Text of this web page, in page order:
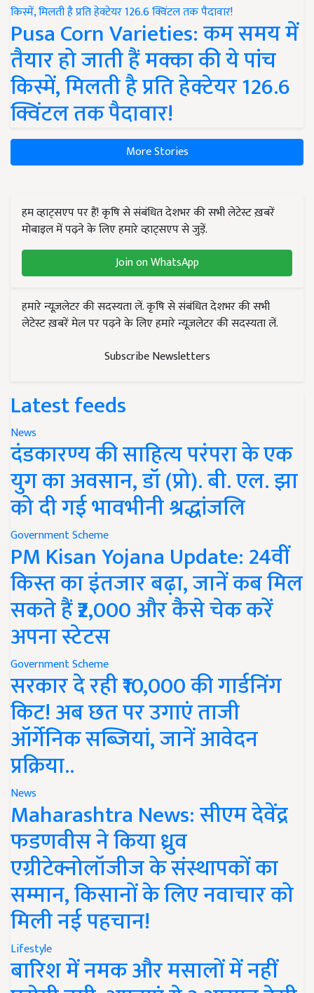
Pusa Corn Varieties: कम समय में
तैयार हो जाती हैं मक्का की ये पांच
किस्में, मिलती है प्रति हेक्टेयर 126.6
क्विंटल तक पैदावार!
More Stories
हम व्हाट्सएप पर हैं! कृषि से संबंधित देशभर की सभी लेटेस्ट ख़बरें
मोबाइल में पढ़ने के लिए हमारे व्हाट्सएप से जुड़ें.
Join on WhatsApp
हमारे न्यूज़लेटर की सदस्यता लें. कृषि से संबंधित देशभर की सभी
लेटेस्ट ख़बरें मेल पर पढ़ने के लिए हमारे न्यूज़लेटर की सदस्यता लें.
Subscribe Newsletters
Latest feeds
News
दंडकारण्य की साहित्य परंपरा के एक
युग का अवसान, डॉ (प्रो). बी. एल. झा
को दी गई भावभीनी श्रद्धांजलि
Government Scheme
PM Kisan Yojana Update: 24वीं
किस्त का इंतजार बढ़ा, जानें कब मिल
सकते हैं ₹2,000 और कैसे चेक करें
अपना स्टेटस
Government Scheme
सरकार दे रही ₹10,000 की गार्डनिंग
किट! अब छत पर उगाएं ताजी
ऑर्गेनिक सब्जियां, जानें आवेदन
प्रक्रिया..
News
Maharashtra News: सीएम देवेंद्र
फडणवीस ने किया ध्रुव
एग्रीटेक्नोलॉजीज के संस्थापकों का
सम्मान, किसानों के लिए नवाचार को
मिली नई पहचान!
Lifestyle
बारिश में नमक और मसालों में नहीं